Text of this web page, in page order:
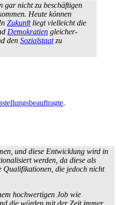
gar nicht zu beschäftigen
Heute können
Zukunftliegt vielleicht die
Demokratien gleicher­
den Sozialstaatzu
.
und diese Entwicklung wird in
werden, da diese als
Qualifikationen, die jedoch nicht
hoch­wertigen Job wie
die würden mit der Zeit immer